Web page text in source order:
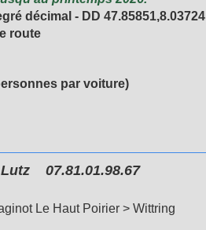
décimal - DD 47.85851,8.03724
route
par voiture)
Le Haut Poirier > Wittring